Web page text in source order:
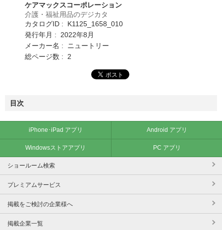
ケアマックスコーポレーション
介護・福祉用品のデジカタ
カタログID : K1125_1658_010
発行年月 : 2022年8月
メーカー名 : ニュートリー
総ページ数 : 2
目次
iPhone･iPad アプリ Android アプリ
Windowsストアアプリ PC アプリ
ショールーム検索
プレミアムサービス
掲載をご検討の企業様へ
掲載企業一覧